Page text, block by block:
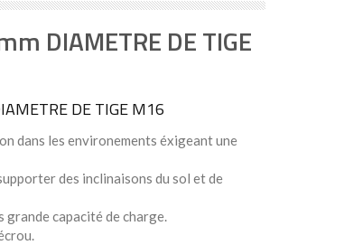
DIAMETRE DE TIGE
DE TIGE M16
dans les environements éxigeant une
des inclinaisons du sol et de
grande capacité de charge.